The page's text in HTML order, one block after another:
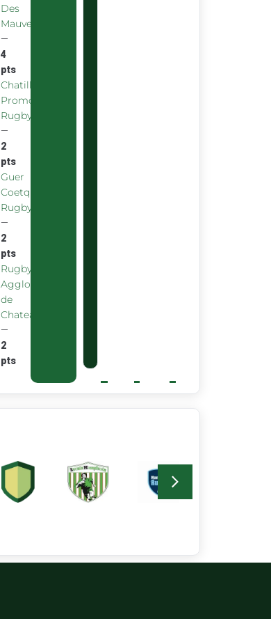
Des
Mauves
—
4
pts
Chatillon
Promotion
Rugby
—
2
pts
Guer
Coetquidan
Rugby
—
2
pts
Rugby
Agglomeration
de
Chateaubourg
—
2
pts